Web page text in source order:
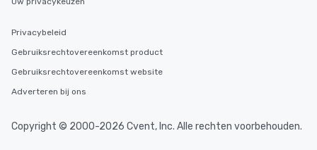
Privacybeleid
Gebruiksrechtovereenkomst product
Gebruiksrechtovereenkomst website
Adverteren bij ons
Copyright © 2000-2026 Cvent, Inc. Alle rechten voorbehouden.